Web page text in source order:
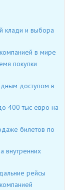
клади и выбора
в мире
покупки
доступом в
400 тыс евро на
билетов по
внутренних
рейсы